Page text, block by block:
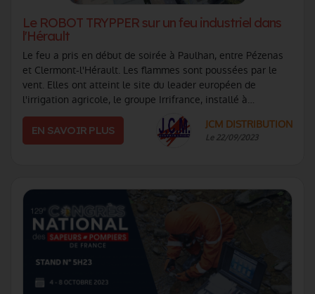
Le ROBOT TRYPPER sur un feu industriel dans
l'Hérault
Le feu a pris en début de soirée à Paulhan, entre Pézenas
et Clermont-l'Hérault. Les flammes sont poussées par le
vent. Elles ont atteint le site du leader européen de
l'irrigation agricole, le groupe Irrifrance, installé à
EN SAVOIR PLUS JCM DISTRIBUTION
Le 22/09/2023